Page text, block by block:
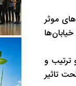
شخصیت‌های موثر
ترتیب و
تاثیر